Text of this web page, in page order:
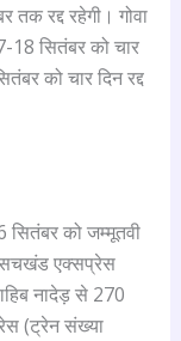
रद्द रहेगी। गोवा
18 सितंबर को चार
को चार दिन रद्द
को जम्मूतवी
सचखंड एक्सप्रेस
नादेड़ से 270
(ट्रेन संख्या